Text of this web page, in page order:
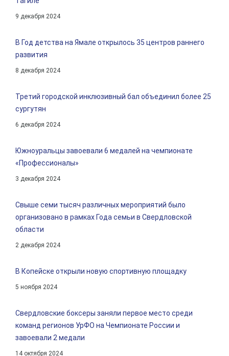
9 декабря 2024
В Год детства на Ямале открылось 35 центров раннего
развития
8 декабря 2024
Третий городской инклюзивный бал объединил более 25
сургутян
6 декабря 2024
Южноуральцы завоевали 6 медалей на чемпионате
«Профессионалы»
3 декабря 2024
Свыше семи тысяч различных мероприятий было
организовано в рамках Года семьи в Свердловской
области
2 декабря 2024
В Копейске открыли новую спортивную площадку
5 ноября 2024
Свердловские боксеры заняли первое место среди
команд регионов УрФО на Чемпионате России и
завоевали 2 медали
14 октября 2024